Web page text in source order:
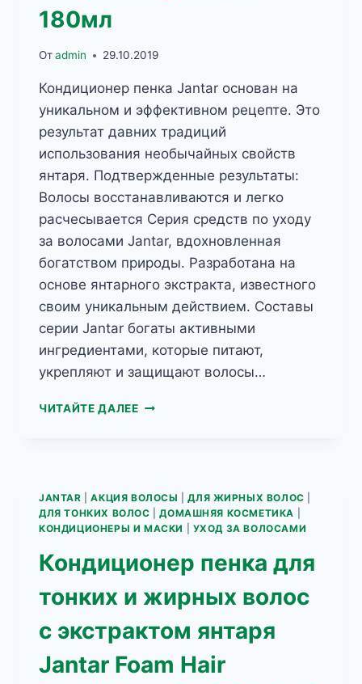
180мл
Отadmin 29.10.2019
Кондиционер пенка Jantar основан на
уникальном и эффективном рецепте. Это
результат давних традиций
использования необычайных свойств
янтаря. Подтвержденные результаты:
Волосы восстанавливаются и легко
расчесывается Серия средств по уходу
за волосами Jantar, вдохновленная
богатством природы. Разработана на
основе янтарного экстракта, известного
своим уникальным действием. Составы
серии Jantar богаты активными
ингредиентами, которые питают,
укрепляют и защищают волосы…
ЧИТАЙТЕ ДАЛЕЕКОНДИЦИОНЕР
ПОВРЕЖДЕННЫХ
ВОЛОС
ЭКСТРАКТОМ
JANTAR
FOAM
HAIR
CONDITIONER
WITH
AMBER
EXTRACT
FOR
JANTAR |АКЦИЯ ВОЛОСЫ |ДЛЯ ЖИРНЫХ ВОЛОС
ДЛЯ ТОНКИХ ВОЛОС |ДОМАШНЯЯ КОСМЕТИКА
КОНДИЦИОНЕРЫ И МАСКИ
УХОД ЗА ВОЛОСАМИ
Кондиционер пенка для
тонких и жирных волос
с экстрактом янтаря
Jantar Foam Hair